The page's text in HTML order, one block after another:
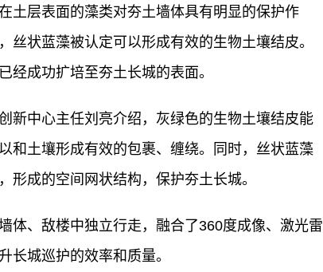
土层表面的藻类对夯土墙体具有明显的保护作
丝状蓝藻被认定可以形成有效的生物土壤结皮。
经成功扩培至夯土长城的表面。
新中心主任刘亮介绍，灰绿色的生物土壤结皮能
和土壤形成有效的包裹、缠绕。同时，丝状蓝藻
形成的空间网状结构，保护夯土长城。
体、敌楼中独立行走，融合了360度成像、激光雷
长城巡护的效率和质量。